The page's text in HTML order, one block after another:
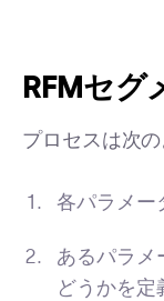
RFMセグ
プロセスは次の
各パラメー
あるパラメ
どうかを定